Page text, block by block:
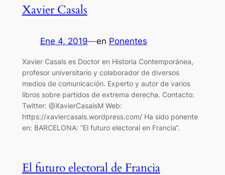
Xavier Casals
Ene 4, 2019—en Ponentes
Xavier Casals es Doctor en Historia Contemporánea,
profesor universitario y colaborador de diversos
medios de comunicación. Experto y autor de varios
libros sobre partidos de extrema derecha. Contacto:
Twitter: @XavierCasalsM Web:
https://xaviercasals.wordpress.com/ Ha sido ponente
en: BARCELONA: “El futuro electoral en Francia“.
El futuro electoral de Francia